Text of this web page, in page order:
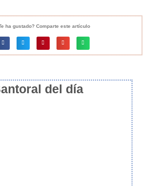
ha gustado? Comparte este artículo
del día